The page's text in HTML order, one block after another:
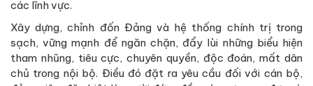
các lĩnh vực.
Xây dựng, chỉnh đốn Đảng và hệ thống chính trị trong
sạch, vững mạnh để ngăn chặn, đẩy lùi những biểu hiện
tham nhũng, tiêu cực, chuyên quyền, độc đoán, mất dân
chủ trong nội bộ. Điều đó đặt ra yêu cầu đối với cán bộ,